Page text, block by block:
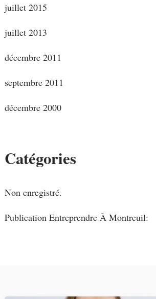
juillet 2015
juillet 2013
décembre 2011
septembre 2011
décembre 2000
Catégories
Non enregistré.
Publication Entreprendre À Montreuil: